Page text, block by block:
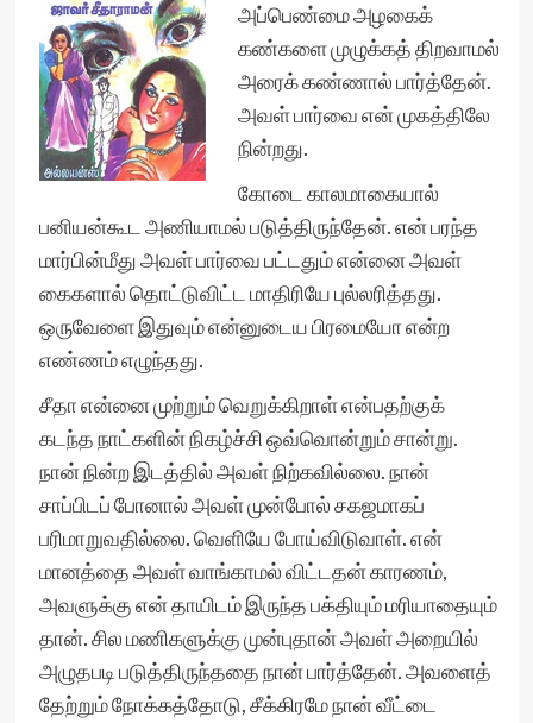
அப்பெண்மை அழகைக்
கண்களை முழுக்கத் திறவாமல்
அரைக் கண்ணால் பார்த்தேன்.
அவள் பார்வை என் முகத்திலே
நின்றது.
கோடை காலமாகையால்
பனியன்கூட அணியாமல் படுத்திருந்தேன். என் பரந்த
மார்பின்மீது அவள் பார்வை பட்டதும் என்னை அவள்
கைகளால் தொட்டுவிட்ட மாதிரியே புல்லரித்தது.
ஒருவேளை இதுவும் என்னுடைய பிரமையோ என்ற
எண்ணம் எழுந்தது.
சீதா என்னை முற்றும் வெறுக்கிறாள் என்பதற்குக்
கடந்த நாட்களின் நிகழ்ச்சி ஒவ்வொன்றும் சான்று.
நான் நின்ற இடத்தில் அவள் நிற்கவில்லை. நான்
சாப்பிடப் போனால் அவள் முன்போல் சகஜமாகப்
பரிமாறுவதில்லை. வெளியே போய்விடுவாள். என்
மானத்தை அவள் வாங்காமல் விட்டதன் காரணம்,
அவளுக்கு என் தாயிடம் இருந்த பக்தியும் மரியாதையும்
தான். சில மணிகளுக்கு முன்புதான் அவள் அறையில்
அழுதபடி படுத்திருந்ததை நான் பார்த்தேன். அவளைத்
தேற்றும் நோக்கத்தோடு, சீக்கிரமே நான் வீட்டை